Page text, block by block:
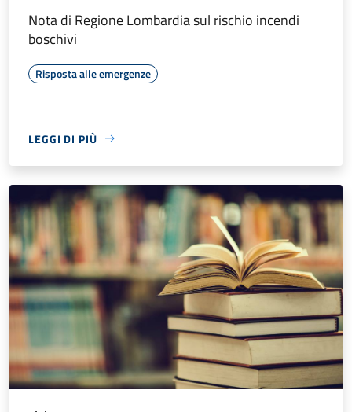
Nota di Regione Lombardia sul rischio incendi
boschivi
Risposta alle emergenze
LEGGI DI PIÙ